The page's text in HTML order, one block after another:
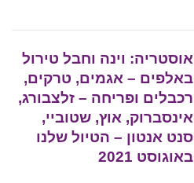
אוסטריה: וינה וחבל טירול
באלפים – אגמים, טרקים,
רכבלים ופריחה – זלצבורג,
אינסברוק, אוץ, שטוביי,
סנט אנטון – הטיול שלנו
באוגוסט 2021